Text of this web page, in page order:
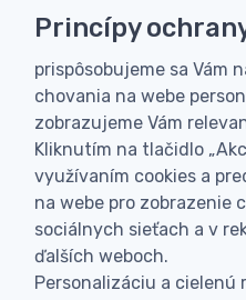
dobierku
Personalizácia
Vyrobíme Vám vlastný
Skúsenosť
Široký sortiment, z
Princípy
prispôsobujeme sa Vám
chovania na webe
zobrazujeme Vám
Kliknutím na tlačidlo
využívaním cookies a
na webe pro zobrazenie
sociálnych sieťach a v
ďalších weboch.
Personalizáciu a cielenú